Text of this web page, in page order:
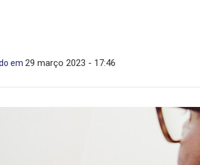
em29 março 2023 - 17:46